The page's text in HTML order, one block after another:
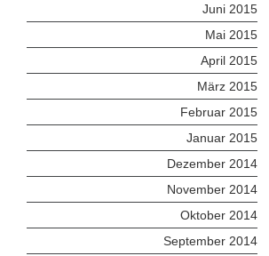
Juni 2015
Mai 2015
April 2015
März 2015
Februar 2015
Januar 2015
Dezember 2014
November 2014
Oktober 2014
September 2014